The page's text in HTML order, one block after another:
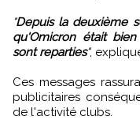
"Depuis la deuxième
qu'Omicron était
sont reparties",
Ces messages
publicitaires
de l'activité clubs.